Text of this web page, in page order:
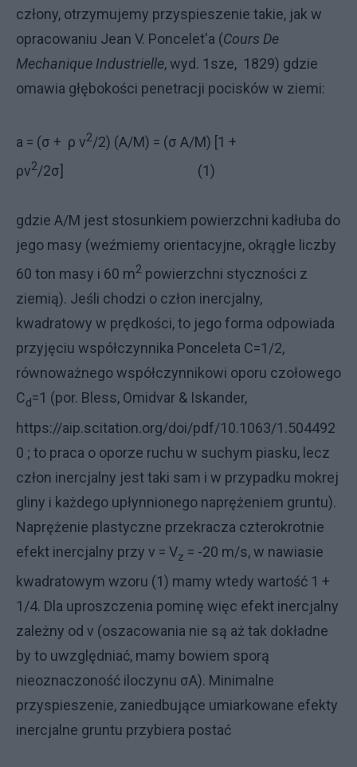
człony, otrzymujemy przyspieszenie takie, jak w
opracowaniu Jean V. Poncelet'a (Cours De
Mechanique Industrielle, wyd. 1sze, 1829) gdzie
omawia głębokości penetracji pocisków w ziemi:
a = (σ + ρ v2/2) (A/M) = (σ A/M) [1 +
ρv2/2σ] (1)
gdzie A/M jest stosunkiem powierzchni kadłuba do
jego masy (weźmiemy orientacyjne, okrągłe liczby
60 ton masy i 60 m2 powierzchni styczności z
ziemią). Jeśli chodzi o człon inercjalny,
kwadratowy w prędkości, to jego forma odpowiada
przyjęciu współczynnika Ponceleta C=1/2,
równoważnego współczynnikowi oporu czołowego
Cd=1 (por. Bless, Omidvar & Iskander,
https://aip.scitation.org/doi/pdf/10.1063/1.504492
0 ; to praca o oporze ruchu w suchym piasku, lecz
człon inercjalny jest taki sam i w przypadku mokrej
gliny i każdego upłynnionego naprężeniem gruntu).
Naprężenie plastyczne przekracza czterokrotnie
efekt inercjalny przy v = Vz = -20 m/s, w nawiasie
kwadratowym wzoru (1) mamy wtedy wartość 1 +
1/4. Dla uproszczenia pominę więc efekt inercjalny
zależny od v (oszacowania nie są aż tak dokładne
by to uwzględniać, mamy bowiem sporą
nieoznaczoność iloczynu σA). Minimalne
przyspieszenie, zaniedbujące umiarkowane efekty
inercjalne gruntu przybiera postać